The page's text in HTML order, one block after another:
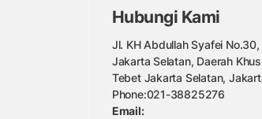
Hubungi Kami
Jl. KH Abdullah Syafei
Jakarta Selatan, Daerah
Tebet Jakarta Selatan,
Phone:021-38825276
Email: